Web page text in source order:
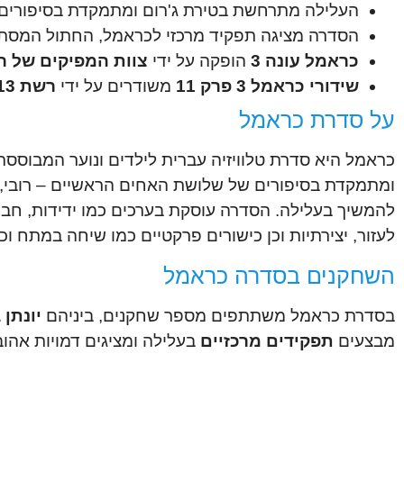
העלילה מתרחשת בטירת ג'רום ומתמקדת
הסדרה מציגה תפקיד מרכזי לכראמל, החתול
כראמל עונה 3
הופקה על ידי צוות המפיקים של
שידורי כראמל 3 פרק 11
משודרים על ידי רשת 13
על סדרת כראמל
כראמל היא סדרת טלוויזיה עברית לילדים ונוער
ומתמקדת בסיפורים של שלושת האחים הראשיים – רובי,
להמשיך בעלילה. הסדרה עוסקת בערכים כמו ידידות,
לעזור, יצירתיות וכן כישורים פרקטיים כמו שיחה במתח
השחקנים בסדרה כראמל
בסדרת כראמל משתתפים מספר שחקנים, ביניהם
מבצעים תפקידים מרכזיים בעלילה ומציגים דמויות